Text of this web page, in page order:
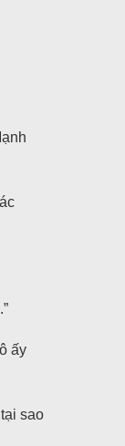
ấy
sao